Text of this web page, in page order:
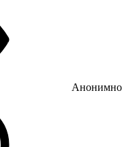
Анонимно